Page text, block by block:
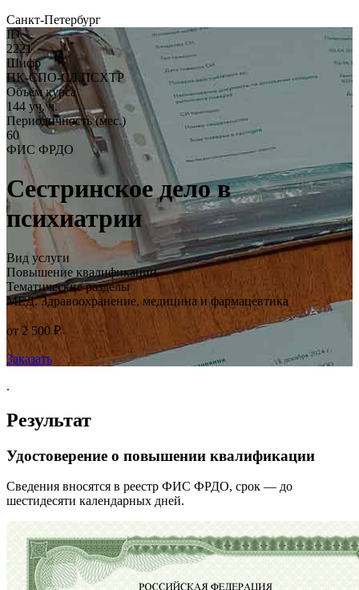
Санкт-Петербург
ID
2221
Шифр
ПК-СПО-СД.ПСХТР
Объём курса
144 уч. ч.
Периодичность (мес.)
60
ФИС ФРДО
Сестринское дело в
психиатрии
Вид услуги
Повышение квалификации
Тематические разделы
МЕД. Здравоохранение, медицина и фармацевтика
от 2 500 ₽
Заказать
.
Результат
Удостоверение о повышении квалификации
Сведения вносятся в реестр ФИС ФРДО, срок — до
шестидесяти календарных дней.